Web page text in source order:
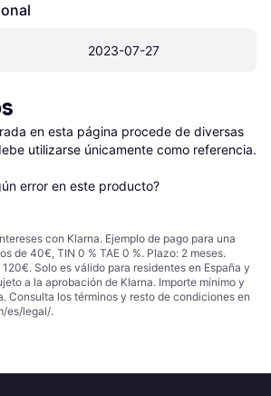
2023-07-27
en esta página procede de diversas
utilizarse únicamente como referencia.
error en este producto?
con Klarna. Ejemplo de pago para una
de 40€, TIN 0 % TAE 0 %. Plazo: 2 meses.
Solo es válido para residentes en España y
a la aprobación de Klarna. Importe mínimo y
Consulta los términos y resto de condiciones en
es/legal/.